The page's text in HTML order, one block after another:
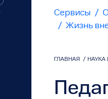
Сервисы /
/ Жизнь
ГЛАВНАЯ /